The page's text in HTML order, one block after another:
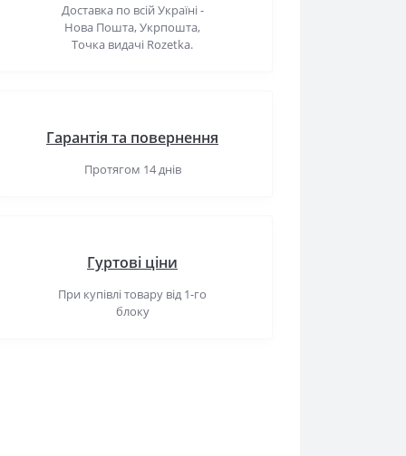
Доставка по всій Україні -
Нова Пошта, Укрпошта,
Точка видачі Rozetka.
Гарантія та повернення
Протягом 14 днів
Гуртові ціни
При купівлі товару від 1-го
блоку